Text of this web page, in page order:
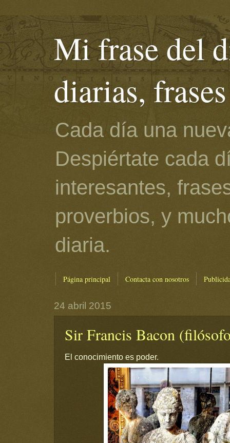
Mi frase del
diarias,
Cada día una
Despiértate cada
interesantes,
proverbios, y
diaria.
Página principal Contacta con nosotros
24 abril 2015
Sir Francis Bacon
El conocimiento es poder.